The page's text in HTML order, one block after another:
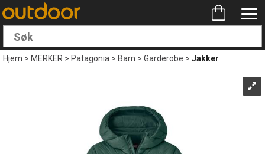
Hjem>MERKER>Patagonia>Barn>Garderobe>Jakker